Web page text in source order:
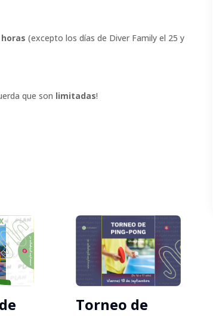
horas (excepto los días de Diver Family el 25 y
que son limitadas!
Torneo de